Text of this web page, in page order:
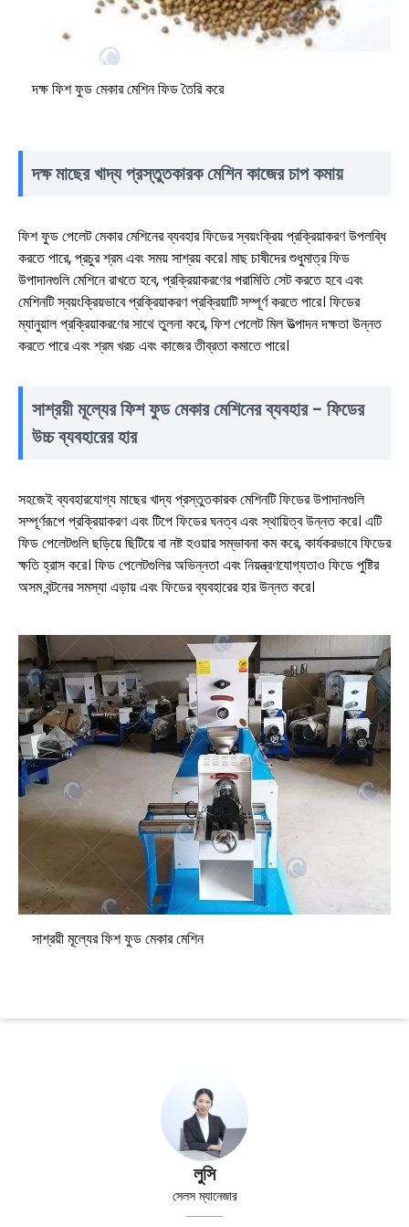
লুসি
সেলস ম্যানেজার
দক্ষ ফিশ ফুড মেকার মেশিন ফিড তৈরি করে
দক্ষ মাছের খাদ্য প্রস্তুতকারক মেশিন কাজের চাপ কমায়
ফিশ ফুড পেলেট মেকার মেশিনের ব্যবহার ফিডের স্বয়ংক্রিয় প্রক্রিয়াকরণ উপলব্ধি
করতে পারে, প্রচুর শ্রম এবং সময় সাশ্রয় করে। মাছ চাষীদের শুধুমাত্র ফিড
উপাদানগুলি মেশিনে রাখতে হবে, প্রক্রিয়াকরণের পরামিতি সেট করতে হবে এবং
মেশিনটি স্বয়ংক্রিয়ভাবে প্রক্রিয়াকরণ প্রক্রিয়াটি সম্পূর্ণ করতে পারে। ফিডের
ম্যানুয়াল প্রক্রিয়াকরণের সাথে তুলনা করে, ফিশ পেলেট মিল উত্পাদন দক্ষতা উন্নত
করতে পারে এবং শ্রম খরচ এবং কাজের তীব্রতা কমাতে পারে।
সাশ্রয়ী মূল্যের ফিশ ফুড মেকার মেশিনের ব্যবহার - ফিডের
উচ্চ ব্যবহারের হার
সহজেই ব্যবহারযোগ্য মাছের খাদ্য প্রস্তুতকারক মেশিনটি ফিডের উপাদানগুলি
সম্পূর্ণরূপে প্রক্রিয়াকরণ এবং টিপে ফিডের ঘনত্ব এবং স্থায়িত্ব উন্নত করে। এটি
ফিড পেলেটগুলি ছড়িয়ে ছিটিয়ে বা নষ্ট হওয়ার সম্ভাবনা কম করে, কার্যকরভাবে ফিডের
ক্ষতি হ্রাস করে। ফিড পেলেটগুলির অভিন্নতা এবং নিয়ন্ত্রণযোগ্যতাও ফিডে পুষ্টির
অসম বন্টনের সমস্যা এড়ায় এবং ফিডের ব্যবহারের হার উন্নত করে।
সাশ্রয়ী মূল্যের ফিশ ফুড মেকার মেশিন